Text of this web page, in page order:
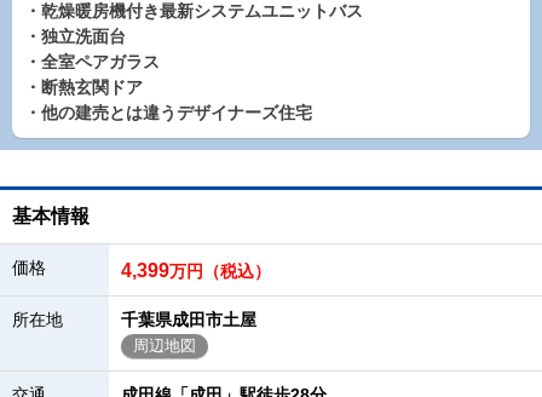
・乾燥暖房機付き最新システムユニットバス
・独立洗面台
・全室ペアガラス
・断熱玄関ドア
・他の建売とは違うデザイナーズ住宅
基本情報
価格 4,399万円（税込）
所在地 千葉県成田市土屋
周辺地図